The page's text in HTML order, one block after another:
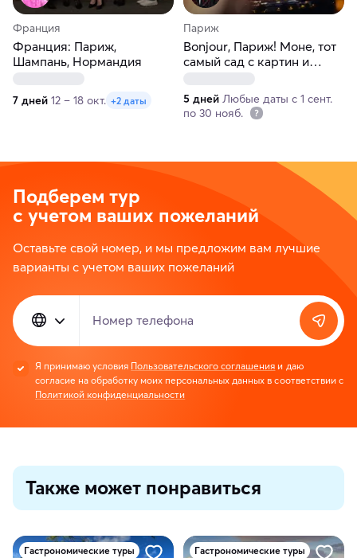
Франция
Франция: Париж,
Шампань, Нормандия
7 дней 12 – 18 окт. +2 даты
Париж
Bonjour, Париж! Моне, тот
самый сад с картин и
5 дней Любые даты с 1 сент.
по 30 нояб.
Подберем тур
с учетом ваших пожеланий
Оставьте свой номер, и мы предложим вам лучшие
варианты с учетом ваших пожеланий
Номер телефона
Я принимаю условия Пользовательского соглашения и даю
согласие на обработку моих персональных данных в соответствии с
Политикой конфиденциальности
Также может понравиться
Гастрономические туры Гастрономические туры